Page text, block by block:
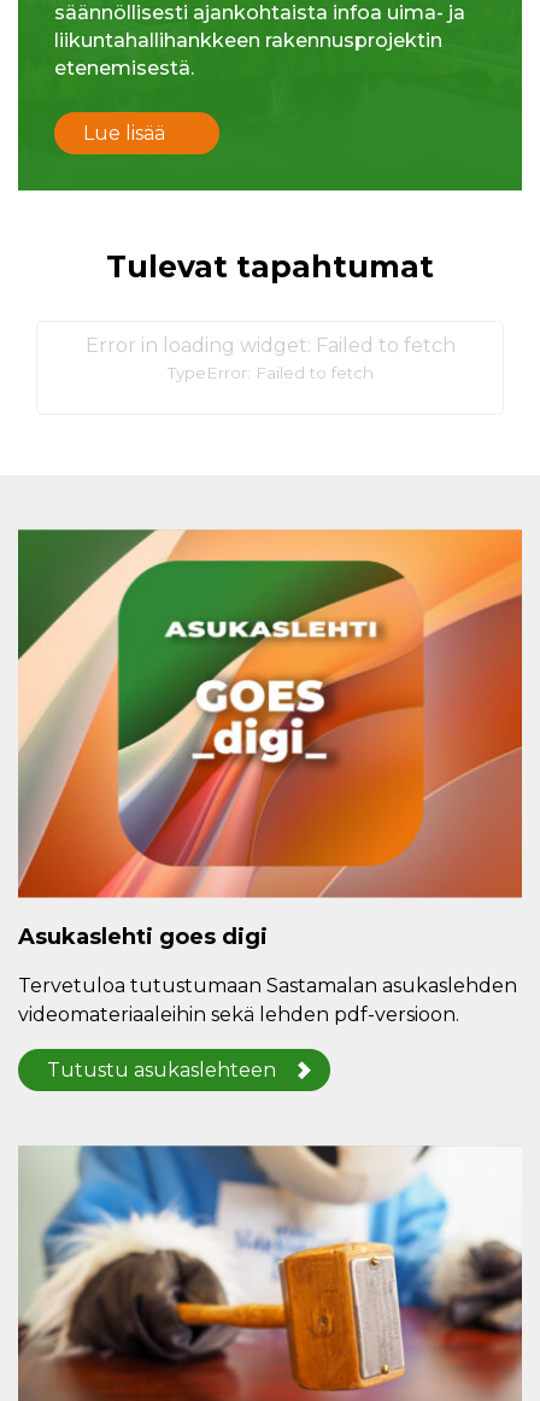
säännöllisesti ajankohtaista infoa uima- ja
liikuntahallihankkeen rakennusprojektin
etenemisestä.
Lue lisää
Tulevat tapahtumat
Error in loading widget: Failed to fetch
TypeError: Failed to fetch
Asukaslehti goes digi
Tervetuloa tutustumaan Sastamalan asukaslehden
videomateriaaleihin sekä lehden pdf-versioon.
Tutustu asukaslehteen